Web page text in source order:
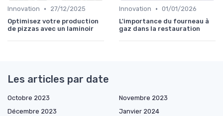
Innovation •
27/12/2025
Optimisez votre production
de pizzas avec un laminoir
Innovation • 01/01/2026
L'importance du fourneau à
gaz dans la restauration
Les articles par date
Octobre 2023
Novembre 2023
Décembre 2023
Janvier 2024